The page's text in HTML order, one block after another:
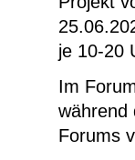
je 10-20
Im
während
Forums